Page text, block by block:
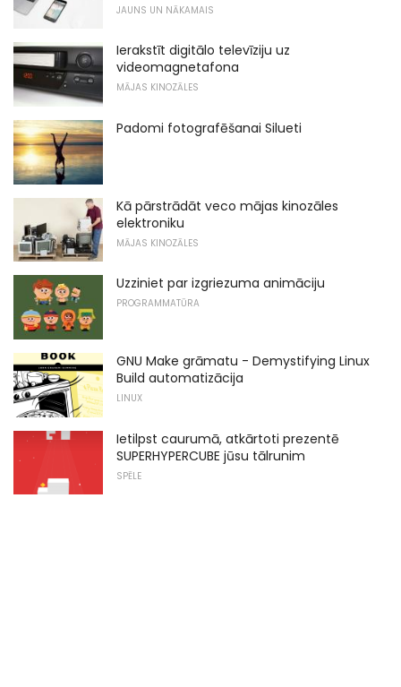
JAUNS UN NĀKAMAIS
Ierakstīt digitālo televīziju uz
videomagnetafona
MĀJAS KINOZĀLES
Padomi fotografēšanai Silueti
Kā pārstrādāt veco mājas kinozāles
elektroniku
MĀJAS KINOZĀLES
Uzziniet par izgriezuma animāciju
PROGRAMMATŪRA
GNU Make grāmatu - Demystifying Linux
Build automatizācija
LINUX
Ietilpst caurumā, atkārtoti prezentē
SUPERHYPERCUBE jūsu tālrunim
SPĒLE